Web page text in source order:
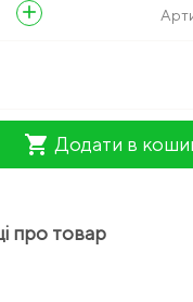
add
shopping_cart Додати в
про товар